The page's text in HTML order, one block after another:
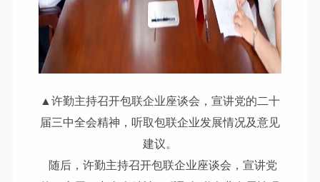
▲许勤主持召开包联企业座谈会，宣讲党的二十
届三中全会精神，听取包联企业发展情况及意见
建议。
随后，许勤主持召开包联企业座谈会，宣讲党